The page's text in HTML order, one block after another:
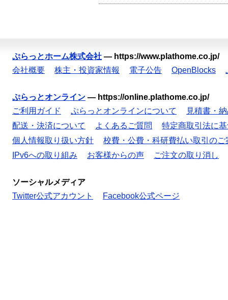
ぷらっとホーム株式会社 — https://www.plathome.co.jp/
会社概要
株主・投資家情報 電子公告 OpenBlocks
ぷらっとオンライン — https://online.plathome.co.jp/
ご利用ガイド
ぷらっとオンラインについて
見積書・
配送・決済について
よくあるご質問
特定商取引法に
個人情報取り扱い方針
校費・公費・科研費払い取引のご
IPv6への取り組み
お客様からの声 ご注文の取り消し
ソーシャルメディア
Twitter公式アカウント
Facebook公式ページ